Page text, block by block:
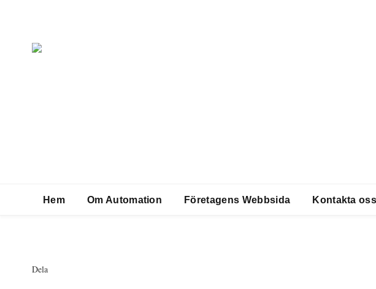
Hem Om Automation Företagens Webbsida Kontakta oss
Dela